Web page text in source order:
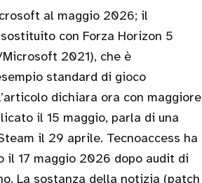
al maggio 2026; il
con Forza Horizon 5
2021), che è
standard di gioco
dichiara ora con maggiore
il 15 maggio, parla di una
il 29 aprile. Tecnoaccess ha
il 17 maggio 2026 dopo audit di
La sostanza della notizia (patch